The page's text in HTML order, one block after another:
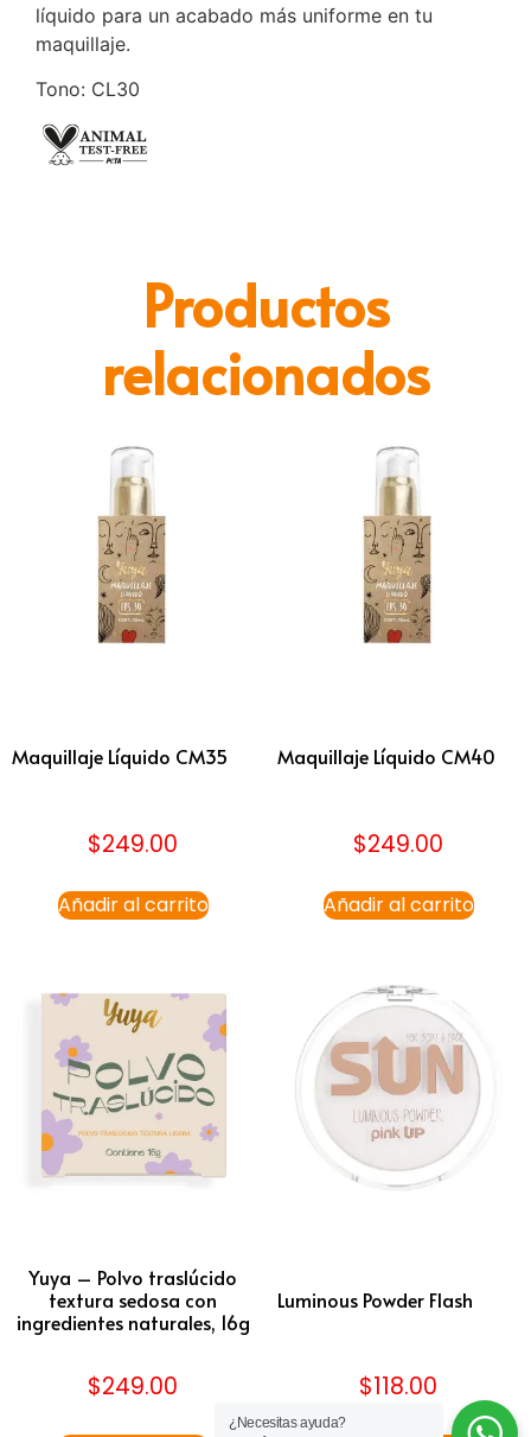
líquido para un acabado más uniforme en tu
maquillaje.
Tono: CL30
Productos
relacionados
Maquillaje Líquido CM35
$249.00
Añadir al carrito
Maquillaje Líquido CM40
$249.00
Añadir al carrito
Yuya – Polvo traslúcido
textura sedosa con
ingredientes naturales, 16g
$249.00
Luminous Powder Flash
$118.00
¿Necesitas ayuda?